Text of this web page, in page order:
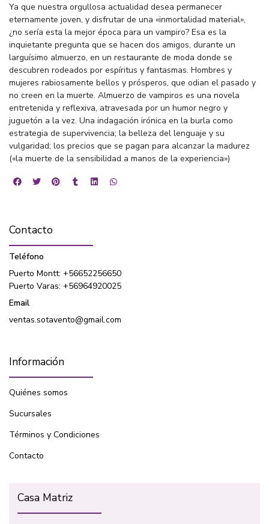
Ya que nuestra orgullosa actualidad desea permanecer
eternamente joven, y disfrutar de una «inmortalidad material»,
¿no sería esta la mejor época para un vampiro? Esa es la
inquietante pregunta que se hacen dos amigos, durante un
larguísimo almuerzo, en un restaurante de moda donde se
descubren rodeados por espíritus y fantasmas. Hombres y
mujeres rabiosamente bellos y prósperos, que odian el pasado y
no creen en la muerte. Almuerzo de vampiros es una novela
entretenida y reflexiva, atravesada por un humor negro y
juguetón a la vez. Una indagación irónica en la burla como
estrategia de supervivencia; la belleza del lenguaje y su
vulgaridad; los precios que se pagan para alcanzar la madurez
(«la muerte de la sensibilidad a manos de la experiencia»)
Contacto
Teléfono
Puerto Montt: +56652256650
Puerto Varas: +56964920025
Email
ventas.sotavento@gmail.com
Información
Quiénes somos
Sucursales
Términos y Condiciones
Contacto
Casa Matriz